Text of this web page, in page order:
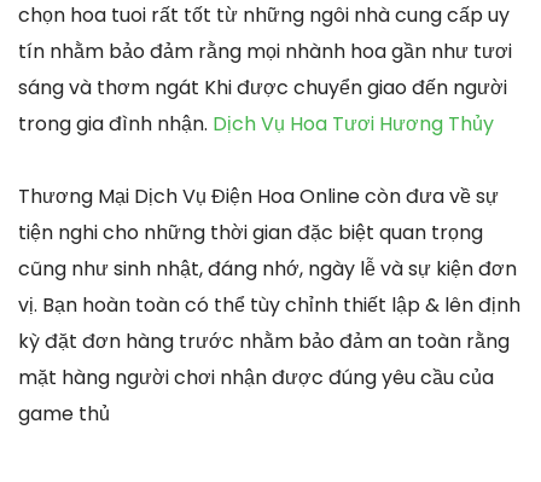
chọn hoa tuoi rất tốt từ những ngôi nhà cung cấp uy
tín nhằm bảo đảm rằng mọi nhành hoa gần như tươi
sáng và thơm ngát Khi được chuyển giao đến người
trong gia đình nhận. Dịch Vụ Hoa Tươi Hương Thủy
Thương Mại Dịch Vụ Điện Hoa Online còn đưa về sự
tiện nghi cho những thời gian đặc biệt quan trọng
cũng như sinh nhật, đáng nhớ, ngày lễ và sự kiện đơn
vị. Bạn hoàn toàn có thể tùy chỉnh thiết lập & lên định
kỳ đặt đơn hàng trước nhằm bảo đảm an toàn rằng
mặt hàng người chơi nhận được đúng yêu cầu của
game thủ